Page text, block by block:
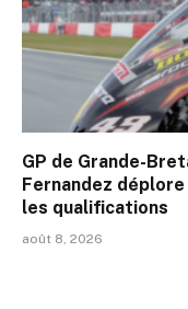
GP de Grande-
Fernandez
les qualifications
août 8, 2026